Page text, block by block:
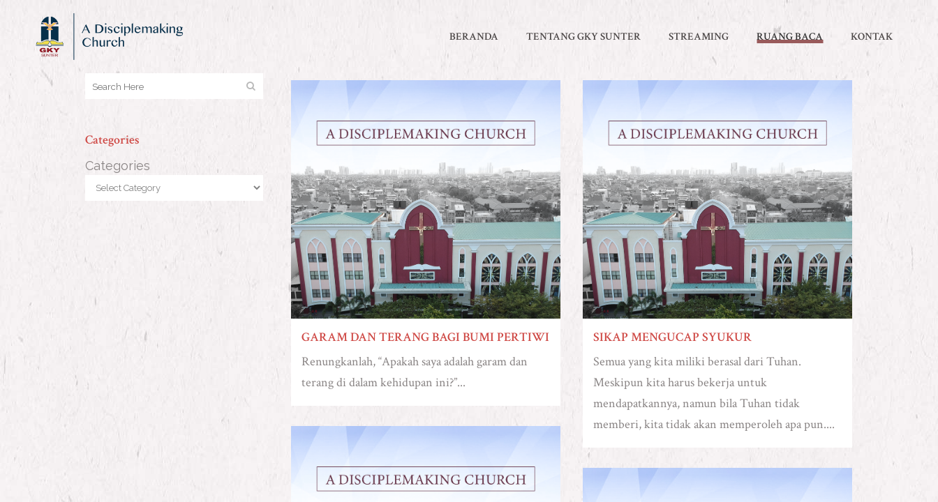
BERANDA TENTANG GKY SUNTER STREAMING RUANG BACA KONTAK
Categories
Categories
GARAM DAN TERANG BAGI BUMI PERTIWI
Renungkanlah, “Apakah saya adalah garam dan
terang di dalam kehidupan ini?”...
SIKAP MENGUCAP SYUKUR
Semua yang kita miliki berasal dari Tuhan.
Meskipun kita harus bekerja untuk
mendapatkannya, namun bila Tuhan tidak
memberi, kita tidak akan memperoleh apa pun....